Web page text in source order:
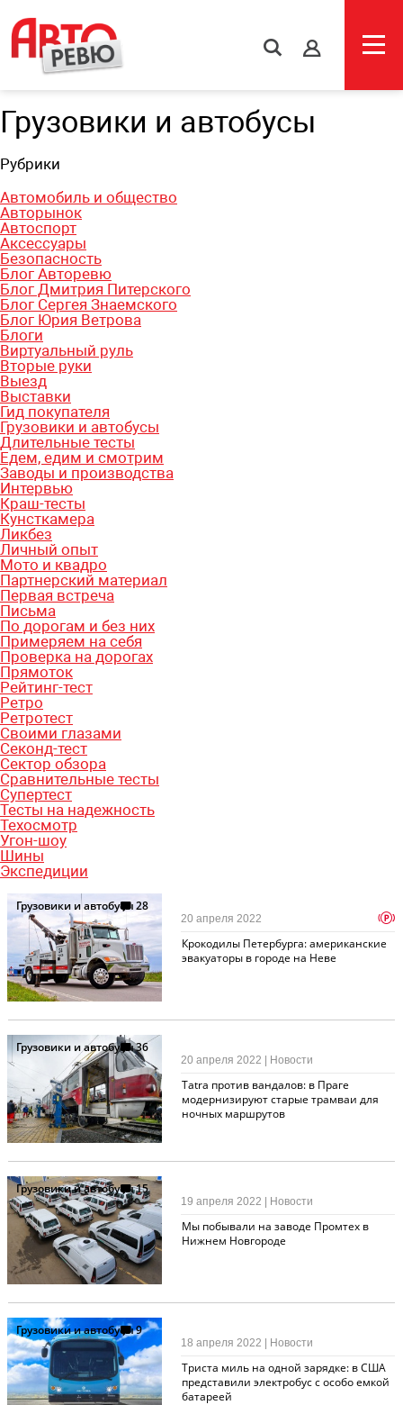
s
Грузовики и автобусы
Рубрики
Автомобиль и общество
Авторынок
Автоспорт
Аксессуары
Безопасность
Блог Авторевю
Блог Дмитрия Питерского
Блог Сергея Знаемского
Блог Юрия Ветрова
Блоги
Виртуальный руль
Вторые руки
Выезд
Выставки
Гид покупателя
Грузовики и автобусы
Длительные тесты
Едем, едим и смотрим
Заводы и производства
Интервью
Краш-тесты
Кунсткамера
Ликбез
Личный опыт
Мото и квадро
Партнерский материал
Первая встреча
Письма
По дорогам и без них
Примеряем на себя
Проверка на дорогах
Прямоток
Рейтинг-тест
Ретро
Ретротест
Своими глазами
Секонд-тест
Сектор обзора
Сравнительные тесты
Супертест
Тесты на надежность
Техосмотр
Угон-шоу
Шины
Экспедиции
Грузовики и автобусы28
Крокодилы Петербурга: американские
эвакуаторы в городе на Неве
20 апреля 2022 p
Грузовики и автобусы36
Tatra против вандалов: в Праге
модернизируют старые трамваи для
ночных маршрутов
20 апреля 2022 | Новости
Грузовики и автобусы15
Мы побывали на заводе Промтех в
Нижнем Новгороде
19 апреля 2022 | Новости
Грузовики и автобусы9
Триста миль на одной зарядке: в США
представили электробус с особо емкой
батареей
18 апреля 2022 | Новости